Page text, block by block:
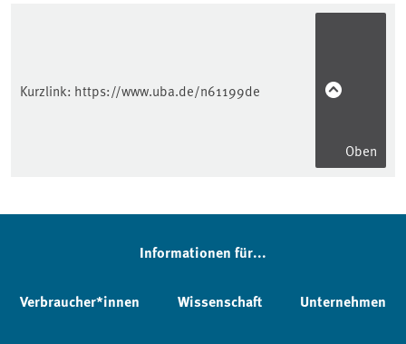
Kurzlink: https://www.uba.de/n61199de
Oben
Informationen für...
Verbraucher*innen Wissenschaft Unternehmen